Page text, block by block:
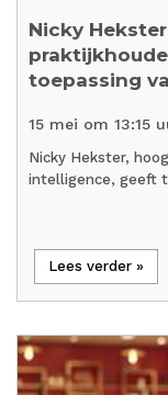
Nicky
toepassing
15 mei om 13:15
Nicky Hekster,
intelligence, geeft
Lees verder »